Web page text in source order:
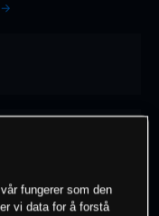
fungerer som den
vi data for å forstå